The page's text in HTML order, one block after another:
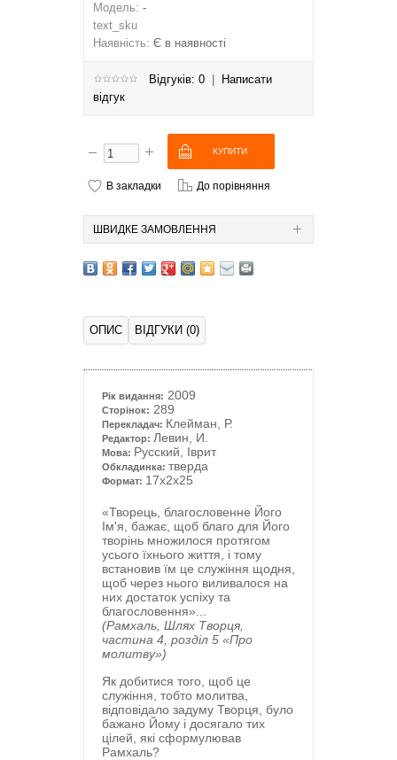
Модель: -
text_sku
Наявність: Є в наявності
Відгуків: 0
Написати
відгук
В закладки До порівняння
ШВИДКЕ ЗАМОВЛЕННЯ
ОПИС ВІДГУКИ (0)
Рік видання: 2009
Сторінок: 289
Перекладач: Клейман, Р.
Редактор: Левин, И.
Мова: Русский, Іврит
Обкладинка: тверда
Формат: 17x2x25
«Творець, благословенне Його
Ім'я, бажає, щоб благо для Його
творінь множилося протягом
усього їхнього життя, і тому
встановив їм це служіння щодня,
щоб через нього виливалося на
них достаток успіху та
благословення»
(Рамхаль, Шлях Творця,
частина 4, розділ 5 «Про
молитву»)
Як добитися того, щоб це
служіння, тобто молитва,
відповідало задуму Творця, було
бажано Йому і досягало тих
цілей, які сформулював
Рамхаль?